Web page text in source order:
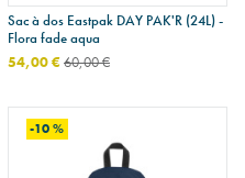
Sac à dos Eastpak DAY PAK'R (24L) -
Flora fade aqua
54,00 €60,00 €
-10 %